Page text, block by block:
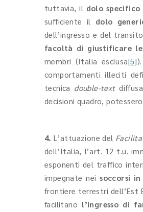
tuttavia, il dolo
sufficiente il dolo
dell’ingresso e del
facoltà di giustificare
membri (Italia esclusa[5]
comportamenti illeciti
tecnica double-text
decisioni quadro,
4. L’attuazione del
dell’Italia, l’art. 12 t.u.
esponenti del traffico
impegnate nei soccorsi
frontiere terrestri dell’Est
facilitano l’ingresso di